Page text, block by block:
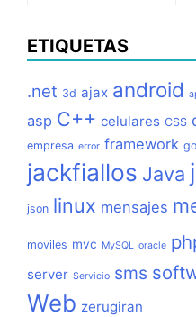
ETIQUETAS
.net 3d ajax android
asp C++ celulares CSS
empresa error framework
jackfiallos Java
json linux mensajes
moviles mvc MySQL oracle
server Servicio sms
Web zerugiran